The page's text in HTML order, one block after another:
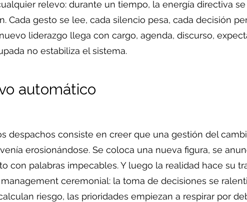
relevo: durante un tiempo, la energía directiva
Cada gesto se lee, cada silencio pesa, cada decisión
liderazgo llega con cargo, agenda, discurso,
no estabiliza el sistema.
automático
despachos consiste en creer que una gestión del
erosionándose. Se coloca una nueva figura, se
con palabras impecables. Y luego la realidad hace su
ceremonial: la toma de decisiones se
riesgo, las prioridades empiezan a respirar por